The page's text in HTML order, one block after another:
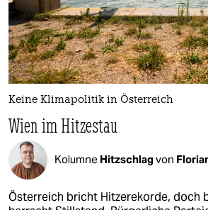
Keine Klimapolitik in Österreich
Wien im Hitzestau
Kolumne Hitzschlagvon
Österreich bricht Hitzerekorde, doch